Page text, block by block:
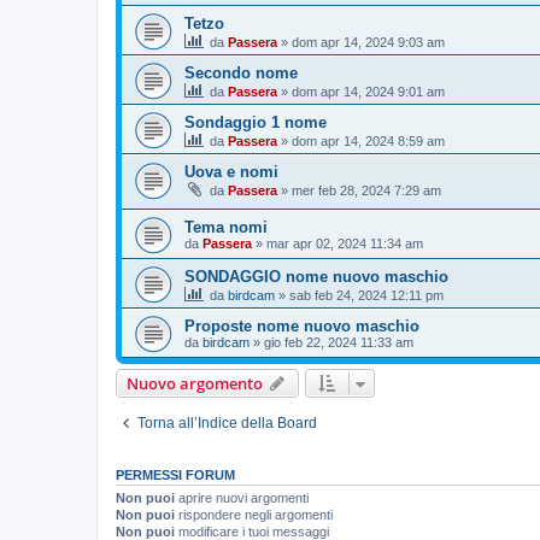
Tetzo
da Passera » dom apr 14, 2024 9:03 am
Secondo nome
da Passera » dom apr 14, 2024 9:01 am
Sondaggio 1 nome
da Passera » dom apr 14, 2024 8:59 am
Uova e nomi
da Passera » mer feb 28, 2024 7:29 am
Tema nomi
da Passera» mar apr 02, 2024 11:34 am
SONDAGGIO nome nuovo maschio
da birdcam » sab feb 24, 2024 12:11 pm
Proposte nome nuovo maschio
da birdcam » gio feb 22, 2024 11:33 am
Nuovo argomento
Torna all’Indice della Board
PERMESSI FORUM
Non puoi aprire nuovi argomenti
Non puoi rispondere negli argomenti
Non puoi modificare i tuoi messaggi